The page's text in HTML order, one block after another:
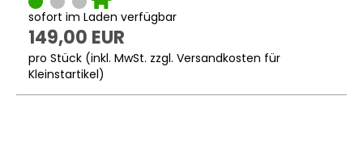
sofort im Laden verfügbar
149,00 EUR
pro Stück (inkl. MwSt. zzgl. Versandkosten für
Kleinstartikel)